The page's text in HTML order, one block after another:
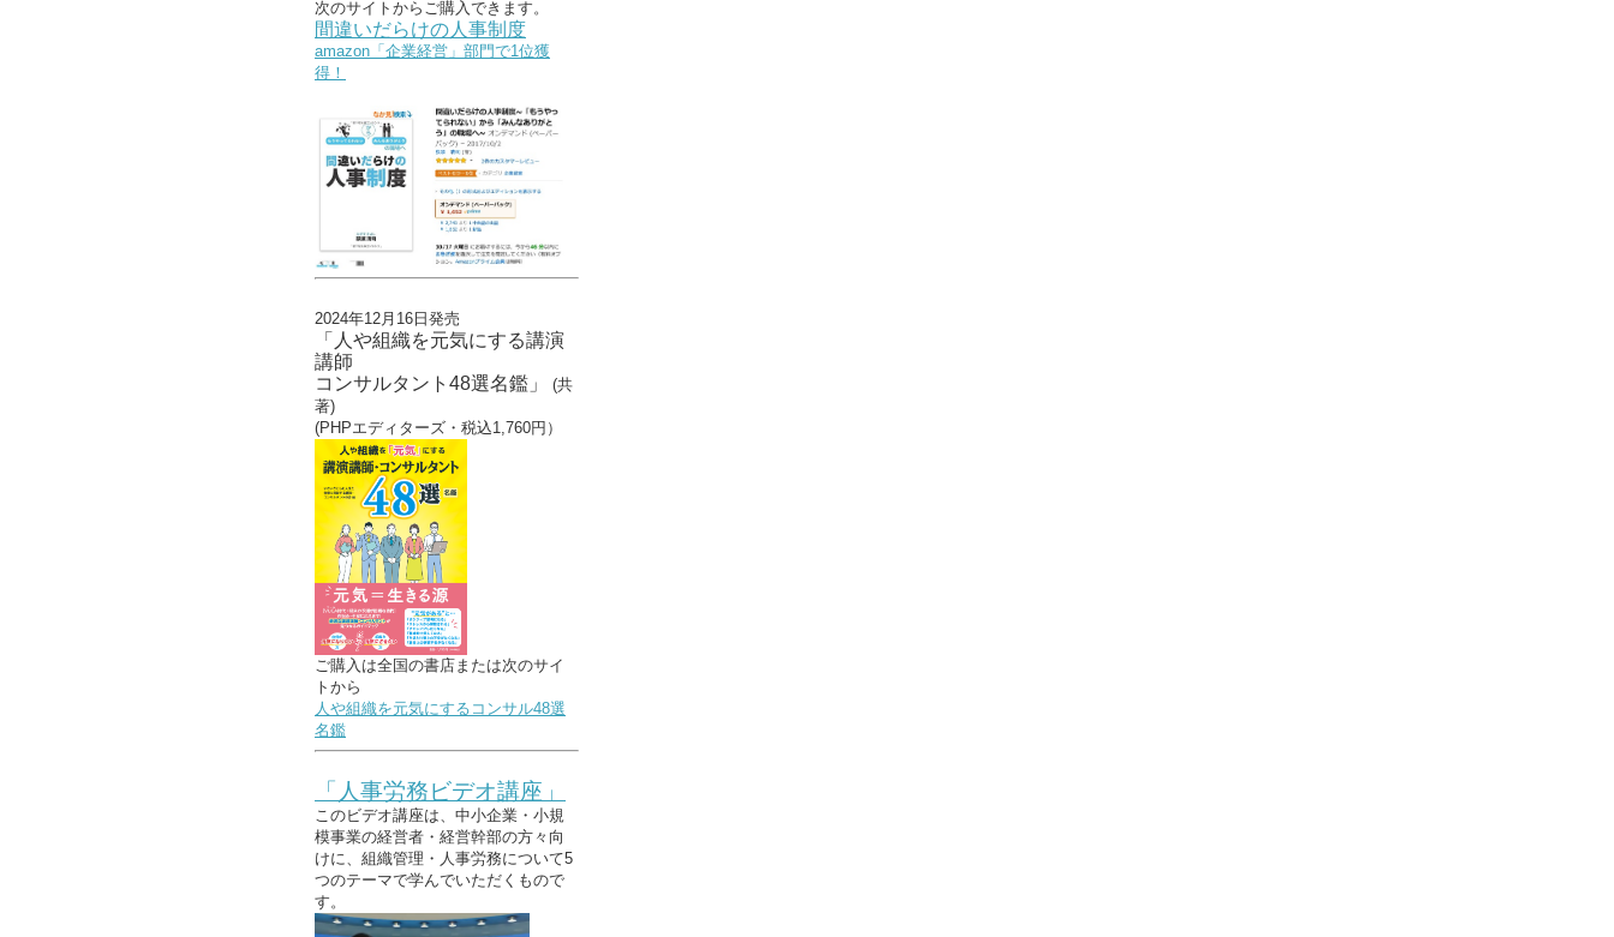
次のサイトからご購入できます。
間違いだらけの人事制度
amazon「企業経営」部門で1位獲
得！
2024年12月16日発売
「人や組織を元気にする講演
講師
コンサルタント48選名鑑」 (共
著)
(PHPエディターズ・税込1,760円）
ご購入は全国の書店または次のサイ
トから
人や組織を元気にするコンサル48選
名鑑
「人事労務ビデオ講座」
このビデオ講座は、中小企業・小規
模事業の経営者・経営幹部の方々向
けに、組織管理・人事労務について5
つのテーマで学んでいただくもので
す。